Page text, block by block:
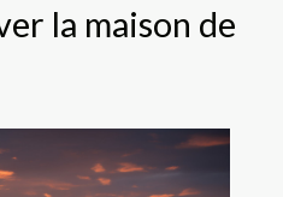
la maison de